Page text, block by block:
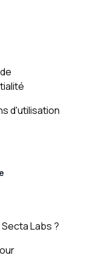
d'utilisation
Labs ?